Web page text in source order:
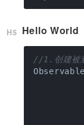
Hello World
//1.创建被